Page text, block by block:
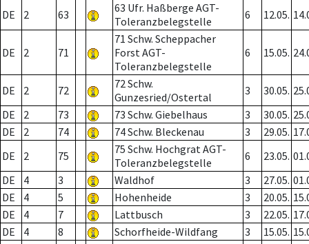
DE 2 63
63 Ufr. Haßberge AGT-
Toleranzbelegstelle
6 12.05.
DE 2 71
71 Schw. Scheppacher
Forst AGT-
Toleranzbelegstelle
6 15.05.
DE 2 72
72 Schw.
Gunzesried/Ostertal
3 30.05.
DE
2 73 73 Schw. Giebelhaus 3 30.05.
DE
2 74 74 Schw. Bleckenau 3 29.05.
DE
2 75
75 Schw. Hochgrat AGT-
Toleranzbelegstelle
6 23.05.
DE
4 3 Waldhof 3 27.05.
DE
4 5 Hohenheide 3 20.05.
DE
4 7 Lattbusch 3 22.05.
DE
4 8 Schorfheide-Wildfang 3 15.05.